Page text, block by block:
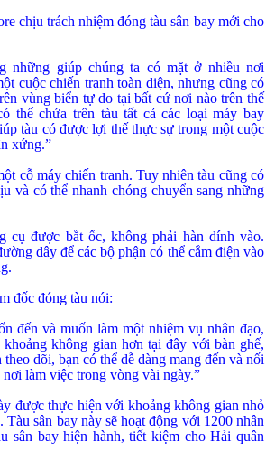
chịu trách nhiệm đóng tàu sân bay mới cho
những giúp chúng ta có mặt ở nhiều nơi
cuộc chiến tranh toàn diện, nhưng cũng có
vùng biển tự do tại bất cứ nơi nào trên thế
thể chứa trên tàu tất cả các loại máy bay
tàu có được lợi thế thực sự trong một cuộc
xứng.”
cỗ máy chiến tranh. Tuy nhiên tàu cũng có
và có thể nhanh chóng chuyển sang những
cụ được bắt ốc, không phải hàn dính vào.
dây để các bộ phận có thể cắm điện vào
đốc đóng tàu nói:
đến và muốn làm một nhiệm vụ nhân đạo,
không gian hơn tại đây với bàn ghế,
dõi, bạn có thể dễ dàng mang đến và nối
làm việc trong vòng vài ngày.”
được thực hiện với khoảng không gian nhỏ
sân bay này sẽ hoạt động với 1200 nhân
sân bay hiện hành, tiết kiệm cho Hải quân